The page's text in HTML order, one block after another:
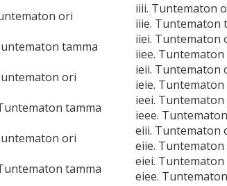
ori
iiii. Tuntematon
iiie. Tuntematon
tamma
iiei. Tuntematon
iiee. Tuntematon
ori
ieii. Tuntematon
ieie. Tuntematon
tamma
ieei.
ieee.
ori
eiii. Tuntematon
eiie. Tuntematon
tamma
eiei.
eiee.